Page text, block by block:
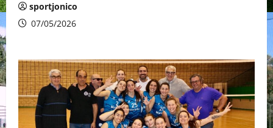
sportjonico
07/05/2026